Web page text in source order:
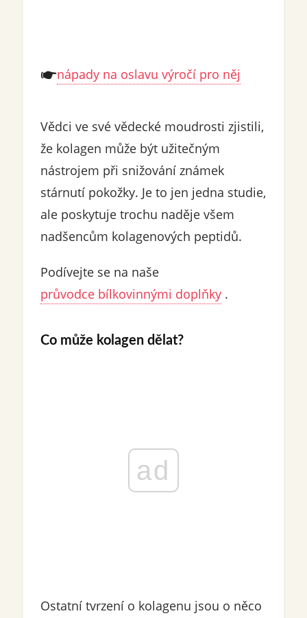
nápady na oslavu výročí pro něj
Vědci ve své vědecké moudrosti zjistili,
že kolagen může být užitečným
nástrojem při snižování známek
stárnutí pokožky. Je to jen jedna studie,
ale poskytuje trochu naděje všem
nadšencům kolagenových peptidů.
Podívejte se na naše
průvodce bílkovinnými doplňky.
Co může kolagen dělat?
ad
Ostatní tvrzení o kolagenu jsou o něco